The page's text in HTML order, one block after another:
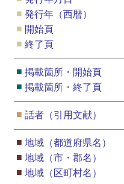
■ 発行年（西暦）
■ 開始頁
■ 終了頁
■ 掲載箇所・開始頁
■ 掲載箇所・終了頁
■ 話者（引用文献）
■ 地域（都道府県名）
■ 地域（市・郡名）
■ 地域（区町村名）